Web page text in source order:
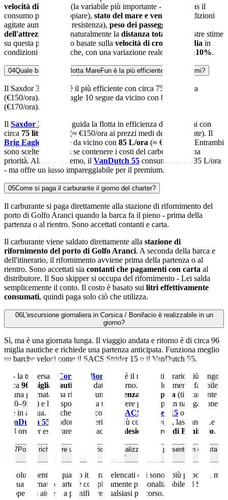
velocità di crociera
(la variabile più importante - a pieno gas il
consumo può raddoppiare), stato del mare e vento
(le condizioni
agitate aumentano la resistenza), peso dei passeggeri e
dell'attrezzatura
, e naturalmente la distanza totale
. Le nostre stime
su questa pagina sono basate sulla velocità di crociera media in
condizioni estive tipiche, con una variazione reale di circa
±10%.
04Quale barca della flotta MareFun è la più efficiente nei consumi?
Il Saxdor 320 GTO è il più efficiente con circa 75 litri all'ora
(€150/ora). Il Brig Eagle 10 segue da vicino con 85 L/ora
(€170/ora).
Il Saxdor 320 GTO
guida la flotta in efficienza dei consumi con
circa 75 litri all'ora
(≈ €150/ora ai prezzi medi del carburante). Il
Brig Eagle 10
segue da vicino con 85 L/ora (≈ €170/ora). Entrambi
sono scelte eccellenti se contenere i costi del carburante è una
priorità. All'altro estremo, il VanDutch 55 consuma circa 135 L/ora
- ma offre un lusso impareggiabile per il premium.
05Come si paga il carburante il giorno del charter?
Il carburante si paga direttamente alla stazione di rifornimento del
porto di Golfo Aranci quando la barca fa il pieno - prima della
partenza o al rientro. Sono accettati contanti e carta.
Il carburante viene saldato direttamente alla stazione di
rifornimento del porto di Golfo Aranci. A seconda della barca e
dell'itinerario, il rifornimento avviene prima della partenza o al
rientro. Sono accettati sia contanti che pagamenti con carta al
distributore. Il Suo skipper si occupa del rifornimento - Lei salda
semplicemente il conto. Il costo è basato sui litri effettivamente
consumati, quindi paga solo ciò che utilizza.
06L'escursione giornaliera in Corsica / Bonifacio è realizzabile in un
giorno?
Sì, ma è una giornata lunga. Il viaggio andata e ritorno è di circa 96
miglia nautiche e richiede una partenza anticipata. Funziona meglio
su barche veloci come il SACS Strider 15 o il VanDutch 55.
Sì - la traversata
Corsica / Bonifacio
è il nostro itinerario più lungo,
circa 96 miglia nautiche
andata e ritorno. È assolutamente fattibile
in una giornata, ma richiede una
partenza anticipata (tipicamente
8:30–9:00) e la disponibilità a trascorrere più tempo in navigazione
che in acqua. Barche veloci come il
SACS Strider 15 o il
VanDutch 55
rendono l'esperienza più confortevole, lasciandoLe
2–3 ore per esplorare le spettacolari
falesie calcaree di Bonifacio.
07Posso richiedere un itinerario personalizzato non presente in questa
pagina?
Assolutamente. I quattro itinerari elencati qui sono i più popolari, ma
la Sua giornata charter è completamente personalizzabile. Il Suo
skipper La aiuterà a pianificare qualsiasi percorso.